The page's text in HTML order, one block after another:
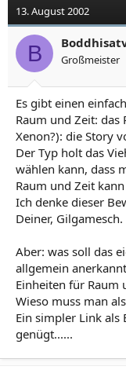
13. August 2002
B Großmeister
Es gibt einen
Raum und Zeit: das
Xenon?): die Story
Der Typ holt das
wählen kann, dass
Raum und Zeit
Ich denke dieser
Deiner, Gilgamesch.
Aber: was soll das
allgemein
Einheiten für Raum
Wieso muss man
Ein simpler Link als
genügt......